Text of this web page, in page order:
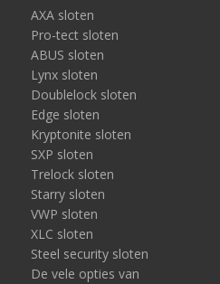
AXA sloten
Pro-tect sloten
ABUS sloten
Lynx sloten
Doublelock sloten
Edge sloten
Kryptonite sloten
SXP sloten
Trelock sloten
Starry sloten
VWP sloten
XLC sloten
Steel security sloten
De vele opties van